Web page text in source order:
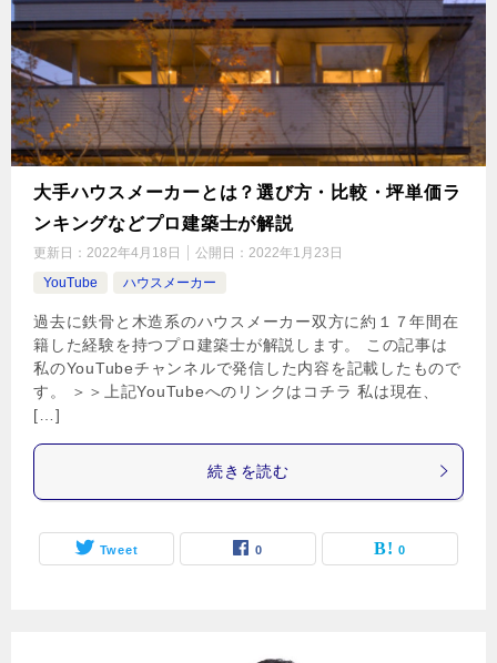
大手ハウスメーカーとは？選び方・比較・坪単価ラ
ンキングなどプロ建築士が解説
更新日： 2022年4月18日 公開日： 2022年1月23日
YouTube
ハウスメーカー
過去に鉄骨と木造系のハウスメーカー双方に約１７年間在
籍した経験を持つプロ建築士が解説します。 この記事は
私のYouTubeチャンネルで発信した内容を記載したもので
す。 ＞＞上記YouTubeへのリンクはコチラ 私は現在、
[…]
続きを読む
Tweet 0 0